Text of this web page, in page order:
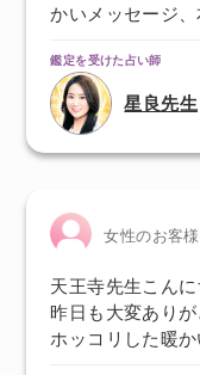
かいメッセージ
鑑定を受けた占い師
星良先生
女性のお客様
天王寺先生こん
昨日も大変あり
ホッコリした暖